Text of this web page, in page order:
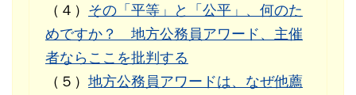
（４） その「平等」と「公平」、何のた
めですか？ 地方公務員アワード、主催
者ならここを批判する
（５） 地方公務員アワードは、なぜ他薦